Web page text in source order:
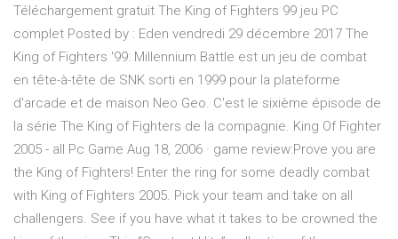
Téléchargement gratuit The King of Fighters 99 jeu PC
complet Posted by : Eden vendredi 29 décembre 2017 The
King of Fighters '99: Millennium Battle est un jeu de combat
en tête-à-tête de SNK sorti en 1999 pour la plateforme
d'arcade et de maison Neo Geo. C'est le sixième épisode de
la série The King of Fighters de la compagnie. King Of Fighter
2005 - all Pc Game Aug 18, 2006 · game review:Prove you are
the King of Fighters! Enter the ring for some deadly combat
with King of Fighters 2005. Pick your team and take on all
challengers. See if you have what it takes to be crowned the